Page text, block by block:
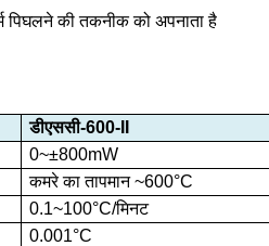
पिघलने की तकनीक को अपनाता है
डीएससी-600-II
0~±800mW
कमरे का तापमान ~600°C
0.1~100°C/मिनट
0.001°C